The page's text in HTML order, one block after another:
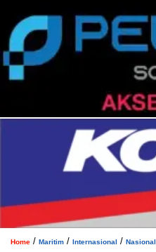
Home / Maritim / Internasional / Nasional